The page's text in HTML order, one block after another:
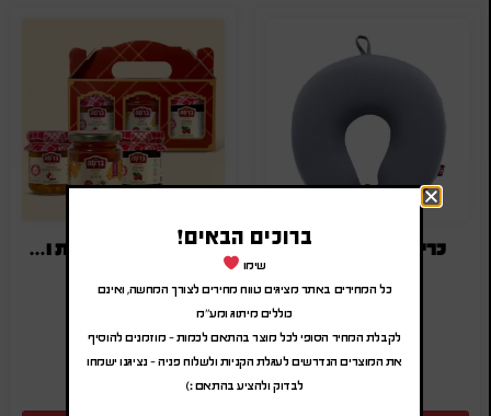
כרית צוואר SWISS
₪
מארז זוג קונפיטורות ודבש
(לפני מע"מ)
SA-3
ברוכים הבאים!
שימו
כל המחירים באתר מציגים טווח מחירים לצורך המחשה, ואינם
כוללים מיתוג ומע"מ
לקבלת המחיר הסופי לכל מוצר בהתאם לכמות – מוזמנים להוסיף
את המוצרים הנדרשים לעגלת הקניות ולשלוח פניה – נציגנו ישמחו
לבדוק ולהציע בהתאם :)